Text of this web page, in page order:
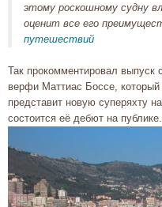
этому роскошному судну
оценит все его
путешествий
Так прокомментировал выпуск
верфи Маттиас Боссе,
представит новую суперяхту на
состоится её дебют на публике.